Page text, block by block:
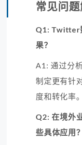
常见问
Q1: Twitter
果？
A1: 通过分
制定更有针
度和转化率。
Q2: 在境外
些具体应用？